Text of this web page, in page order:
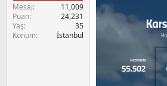
Mesaj
11,009
Puan
24,231
Yaş
35
Konum
İstanbul